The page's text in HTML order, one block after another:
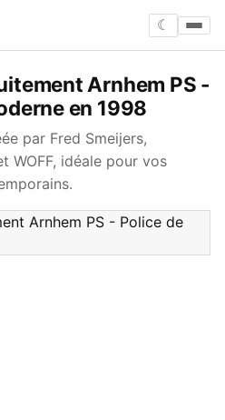
☾
Arnhem PS -
en 1998
par Fred Smeijers,
WOFF, idéale pour vos